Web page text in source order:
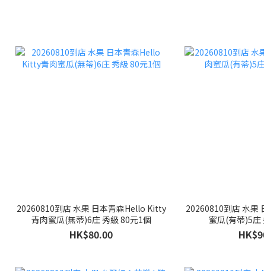
20260810到店 水果 日本青森Hello Kitty
青肉蜜瓜(無蒂)6庄 秀級 80元1個
HK$80.00
20260810到店 水果
蜜瓜(有蒂)5庄